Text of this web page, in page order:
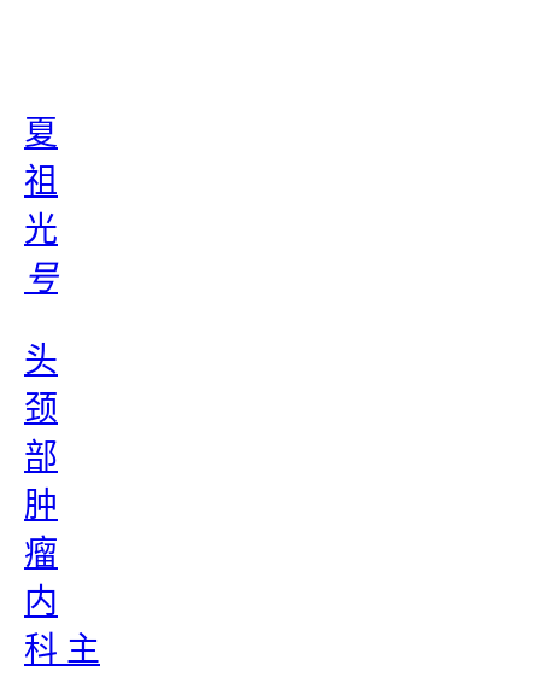
夏
祖
光
号
头
颈
部
肿
瘤
内
科 主